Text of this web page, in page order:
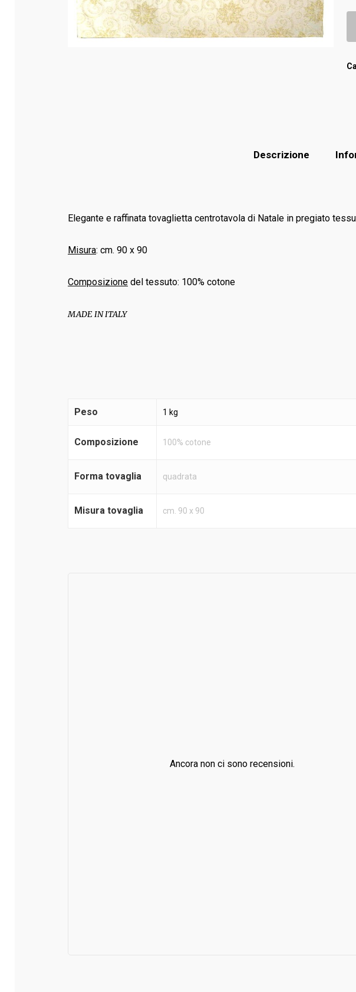
Descrizione
Elegante e raffinata tovaglietta centrotavola di Natale in pregiato
Misura: cm. 90 x 90
Composizione del tessuto: 100% cotone
MADE IN ITALY
Peso 1 kg
Composizione 100% cotone
Forma tovaglia quadrata
Misura tovaglia cm. 90 x 90
Ancora non ci sono recensioni.